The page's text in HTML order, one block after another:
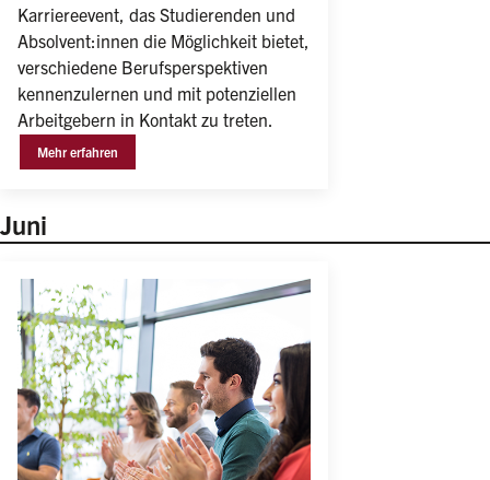
Karriereevent, das Studierenden und
Absolvent:innen die Möglichkeit bietet,
verschiedene Berufsperspektiven
kennenzulernen und mit potenziellen
Arbeitgebern in Kontakt zu treten.
Mehr erfahren
Juni